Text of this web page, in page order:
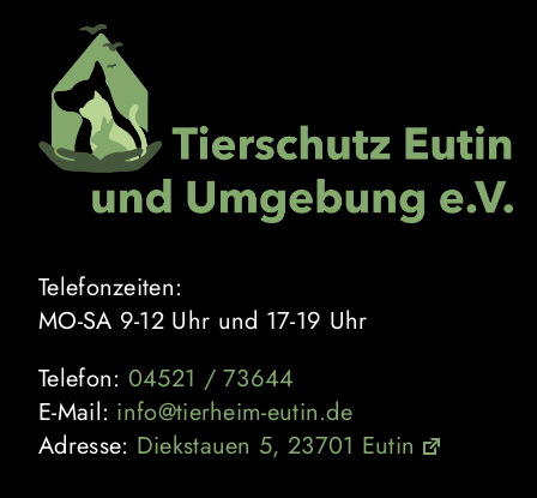
springen
Telefonzeiten:
MO-SA 9-12 Uhr und 17-19 Uhr
Telefon: 04521 / 73644
E-Mail: info@tierheim-eutin.de
Adresse: Diekstauen 5, 23701 Eutin